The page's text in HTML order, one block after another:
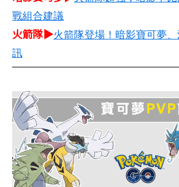
戰組合建議
火箭隊▶火箭隊登場！暗影寶可夢
訊